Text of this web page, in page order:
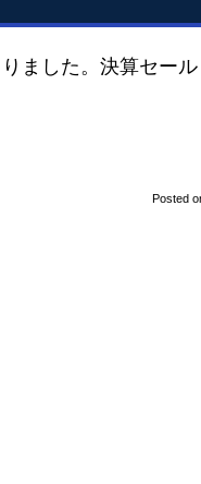
した。決算セール
Posted